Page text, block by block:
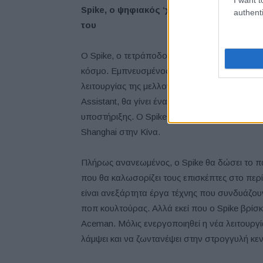
Spike, ο ψηφιακός ‘χαρακτήρας’ για τη
του
Ο Spike, ο τετράποδος φίλος της μάρκας
κόσμο. Εμπνευσμένος από την εμφάνιση
λειτουργίας της μελλοντικής οικογένειας
Assistant, θα γίνει ένας χαρακτηριστικός
υποστήριξης. Ο Spike κάνει την πρώτη του
Shanghai στην Κίνα.
Πλήρως ανανεωμένος, ο Spike θα δώσει το
που θα καλωσορίζει τους επισκέπτες στο
είναι ανεξάρτητα έργα τέχνης που
ποπ κουλτούρας. Αλλά εκεί που ο Spike
Aceman. Μόλις ενεργοποιηθεί η νέα
λάμψει και να ζωντανέψει στην στρογγυλή